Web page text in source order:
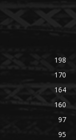
198
170
164
160
97
95